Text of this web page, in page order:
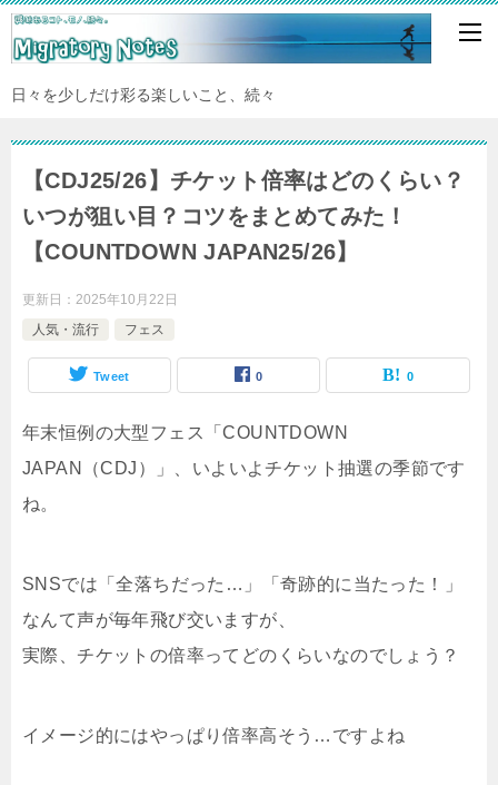
日々を少しだけ彩る楽しいこと、続々
【CDJ25/26】チケット倍率はどのくらい？
いつが狙い目？コツをまとめてみた！
【COUNTDOWN JAPAN25/26】
更新日： 2025年10月22日
人気・流行
フェス
Tweet 0 0
年末恒例の大型フェス「COUNTDOWN
JAPAN（CDJ）」、いよいよチケット抽選の季節です
ね。
SNSでは「全落ちだった…」「奇跡的に当たった！」
なんて声が毎年飛び交いますが、
実際、チケットの倍率ってどのくらいなのでしょう？
イメージ的にはやっぱり倍率高そう…ですよね